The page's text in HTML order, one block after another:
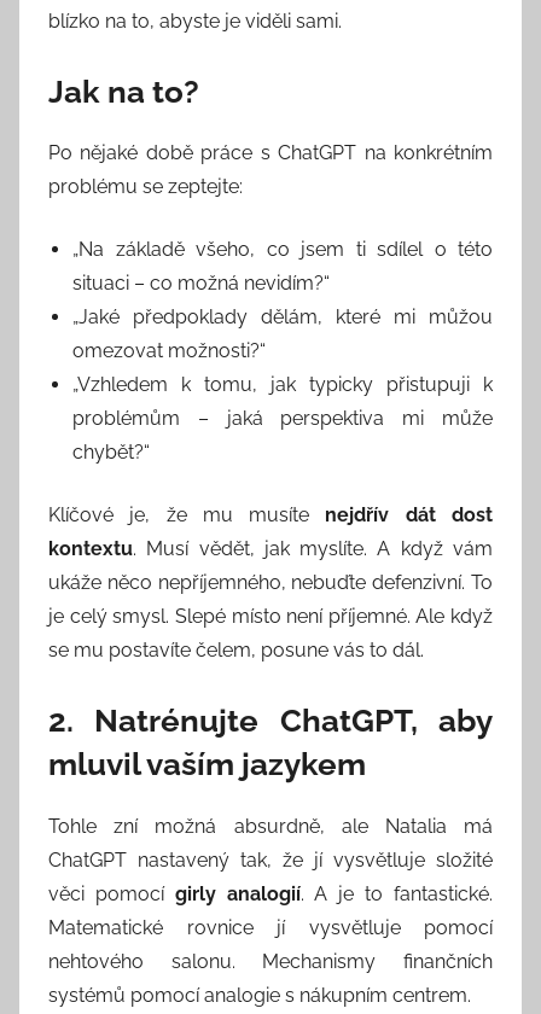
blízko na to, abyste je viděli sami.
Jak na to?
Po nějaké době práce s ChatGPT na konkrétním
problému se zeptejte:
„Na základě všeho, co jsem ti sdílel o této
situaci – co možná nevidím?“
„Jaké předpoklady dělám, které mi můžou
omezovat možnosti?“
„Vzhledem k tomu, jak typicky přistupuji k
problémům – jaká perspektiva mi může
chybět?“
Klíčové je, že mu musíte nejdřív dát dost
kontextu. Musí vědět, jak myslíte. A když vám
ukáže něco nepříjemného, nebuďte defenzivní. To
je celý smysl. Slepé místo není příjemné. Ale když
se mu postavíte čelem, posune vás to dál.
2. Natrénujte ChatGPT, aby
mluvil vaším jazykem
Tohle zní možná absurdně, ale Natalia má
ChatGPT nastavený tak, že jí vysvětluje složité
věci pomocí girly analogií. A je to fantastické.
Matematické rovnice jí vysvětluje pomocí
nehtového salonu. Mechanismy finančních
systémů pomocí analogie s nákupním centrem.